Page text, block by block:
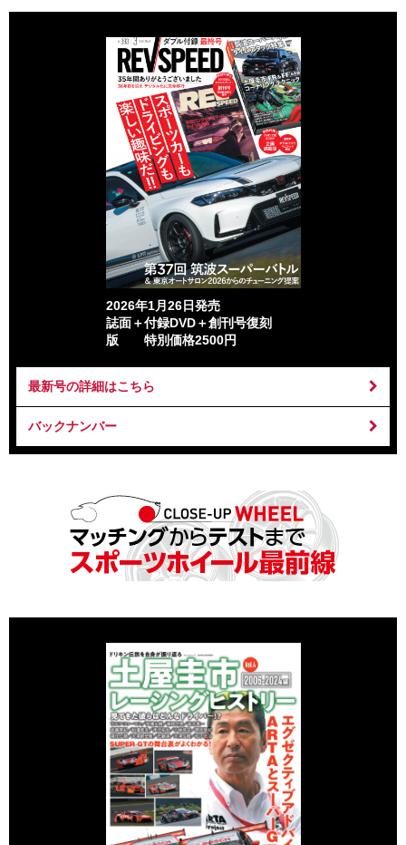
2026年1月26日発売
誌面＋付録DVD＋創刊号復刻
版 特別価格2500円
最新号の詳細はこちら
バックナンバー